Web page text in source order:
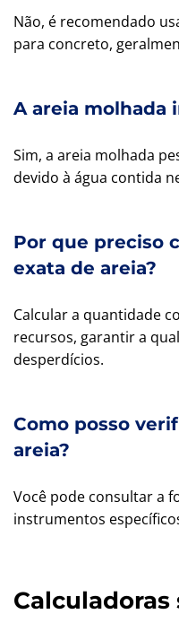
Não, é recomendado
para concreto,
A areia molhada
Sim, a areia molhada
devido à água contida
Por que preciso
exata de areia?
Calcular a quantidade
recursos, garantir a
desperdícios.
Como posso
areia?
Você pode consultar a
instrumentos